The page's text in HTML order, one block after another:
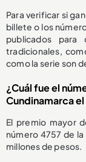
Para verificar si
billete o los
publicados
tradicionales,
como la serie son
¿Cuál fue el
Cundinamarca
El premio mayor
número 4757 de
millones de pesos.